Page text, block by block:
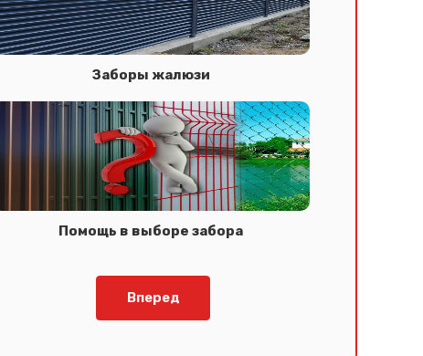
Заборы жалюзи
Помощь в выборе забора
Вперед